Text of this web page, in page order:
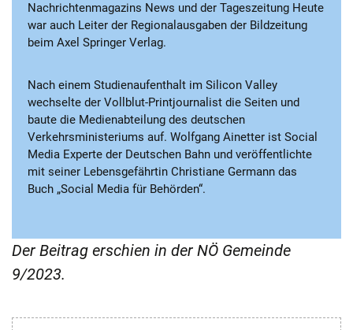
Nachrichtenmagazins News und der Tageszeitung Heute
war auch Leiter der Regionalausgaben der Bildzeitung
beim Axel Springer Verlag.
Nach einem Studienaufenthalt im Silicon Valley
wechselte der Vollblut-Printjournalist die Seiten und
baute die Medienabteilung des deutschen
Verkehrsministeriums auf. Wolfgang Ainetter ist Social
Media Experte der Deutschen Bahn und veröffentlichte
mit seiner Lebensgefährtin Christiane Germann das
Buch „Social Media für Behörden“.
Der Beitrag erschien in der NÖ Gemeinde
9/2023.